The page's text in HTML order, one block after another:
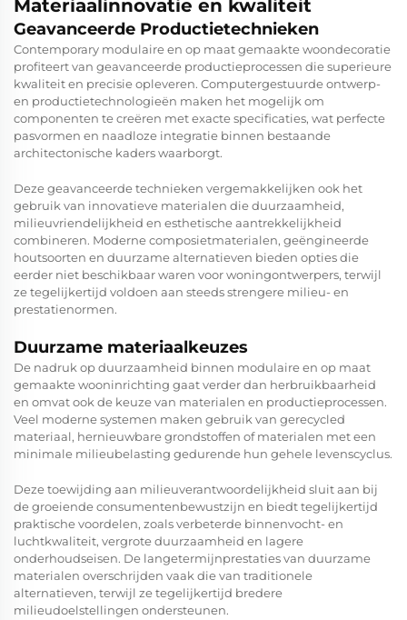
Materiaalinnovatie en kwaliteit
Geavanceerde Productietechnieken
Contemporary modulaire en op maat gemaakte woondecoratie
profiteert van geavanceerde productieprocessen die superieure
kwaliteit en precisie opleveren. Computergestuurde ontwerp-
en productietechnologieën maken het mogelijk om
componenten te creëren met exacte specificaties, wat perfecte
pasvormen en naadloze integratie binnen bestaande
architectonische kaders waarborgt.
Deze geavanceerde technieken vergemakkelijken ook het
gebruik van innovatieve materialen die duurzaamheid,
milieuvriendelijkheid en esthetische aantrekkelijkheid
combineren. Moderne composietmaterialen, geëngineerde
houtsoorten en duurzame alternatieven bieden opties die
eerder niet beschikbaar waren voor woningontwerpers, terwijl
ze tegelijkertijd voldoen aan steeds strengere milieu- en
prestatienormen.
Duurzame materiaalkeuzes
De nadruk op duurzaamheid binnen modulaire en op maat
gemaakte wooninrichting gaat verder dan herbruikbaarheid
en omvat ook de keuze van materialen en productieprocessen.
Veel moderne systemen maken gebruik van gerecycled
materiaal, hernieuwbare grondstoffen of materialen met een
minimale milieubelasting gedurende hun gehele levenscyclus.
Deze toewijding aan milieuverantwoordelijkheid sluit aan bij
de groeiende consumentenbewustzijn en biedt tegelijkertijd
praktische voordelen, zoals verbeterde binnenvocht- en
luchtkwaliteit, vergrote duurzaamheid en lagere
onderhoudseisen. De langetermijnprestaties van duurzame
materialen overschrijden vaak die van traditionele
alternatieven, terwijl ze tegelijkertijd bredere
milieudoelstellingen ondersteunen.